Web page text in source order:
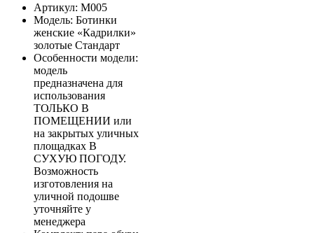
Артикул: М005
Модель: Ботинки
женские «Кадрилки»
золотые Стандарт
Особенности модели:
модель
предназначена для
использования
ТОЛЬКО В
ПОМЕЩЕНИИ или
на закрытых уличных
площадках В
СУХУЮ ПОГОДУ.
Возможность
изготовления на
уличной подошве
уточняйте у
менеджера